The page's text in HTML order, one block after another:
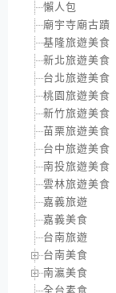
懶人包
廟宇寺廟古蹟
基隆旅遊美食
新北旅遊美食
台北旅遊美食
桃園旅遊美食
新竹旅遊美食
苗栗旅遊美食
台中旅遊美食
南投旅遊美食
雲林旅遊美食
嘉義旅遊
嘉義美食
台南旅遊
台南美食
南瀛美食
全台素食